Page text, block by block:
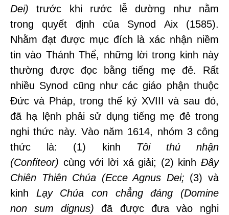
Dei)trước khi rước lễ dường như nằm
trong quyết định của Synod Aix (1585).
Nhằm đạt được mục đích là xác nhận niềm
tin vào Thánh Thể, những lời trong kinh này
thường được đọc bằng tiếng mẹ đẻ. Rất
nhiều Synod cũng như các giáo phận thuộc
Đức và Pháp, trong thế kỷ XVIII và sau đó,
đã hạ lệnh phải sử dụng tiếng mẹ đẻ trong
nghi thức này. Vào năm 1614, nhóm 3 công
thức là: (1) kinh Tôi thú nhận
(Confiteor) cùng với lời xá giải; (2) kinh Đây
Chiên Thiên Chúa (Ecce Agnus Dei; (3) và
kinh Lạy Chúa con chẳng đáng (Domine
non sum dignus) đã được đưa vào nghi